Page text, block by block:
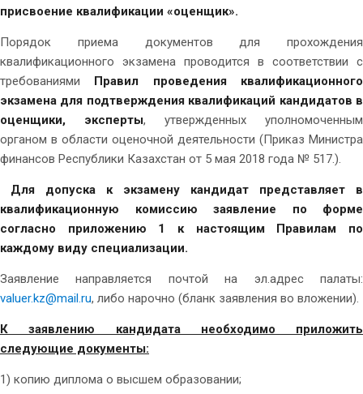
присвоение квалификации «оценщик».
Порядок приема документов для прохождения
квалификационного экзамена проводится в соответствии с
требованиями Правил проведения квалификационного
экзамена для подтверждения квалификаций кандидатов в
оценщики, эксперты, утвержденных уполномоченным
органом в области оценочной деятельности (Приказ Министра
финансов Республики Казахстан от 5 мая 2018 года № 517.).
Для допуска к экзамену кандидат представляет в
квалификационную комиссию заявление по форме
согласно приложению 1 к настоящим Правилам по
каждому виду специализации.
Заявление направляется почтой на эл.адрес палаты:
valuer.kz@mail.ru, либо нарочно (бланк заявления во вложении).
К заявлению кандидата необходимо приложить
следующие документы:
1) копию диплома о высшем образовании;